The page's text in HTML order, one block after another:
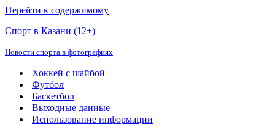
Перейти к содержимому
Спорт в Казани (12+)
Новости спорта в фотографиях
Хоккей с шайбой
Футбол
Баскетбол
Выходные данные
Использование информации